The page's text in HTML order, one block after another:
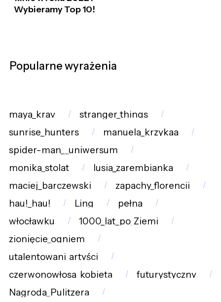
Wybieramy Top 10!
Popularne wyrażenia
maya_krav
stranger_things
sunrise_hunters
manuela_krzykaa
spider-man__uniwersum
monika_stolat
lusia_zarembianka
maciej_barczewski
zapachy_florencji
hau!_hau!
Ling
pełna
włocławku
1000_lat_po_Ziemi
zionięcie_ogniem
utalentowani_artyści
czerwonowłosa_kobieta
futurystyczny
Nagroda_Pulitzera